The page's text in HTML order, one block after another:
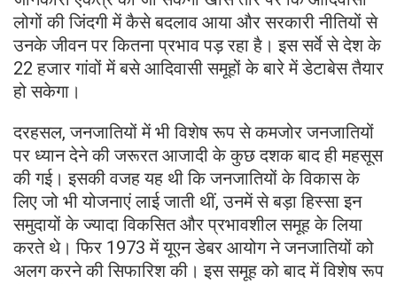
लोगों की जिंदगी में कैसे बदलाव आया और सरकारी नीतियों से
उनके जीवन पर कितना प्रभाव पड़ रहा है। इस सर्वे से देश के
22 हजार गांवों में बसे आदिवासी समूहों के बारे में डेटाबेस तैयार
हो सकेगा।
दरहसल, जनजातियों में भी विशेष रूप से कमजोर जनजातियों
पर ध्यान देने की जरूरत आजादी के कुछ दशक बाद ही महसूस
की गई। इसकी वजह यह थी कि जनजातियों के विकास के
लिए जो भी योजनाएं लाई जाती थीं, उनमें से बड़ा हिस्सा इन
समुदायों के ज्यादा विकसित और प्रभावशील समूह के लिया
करते थे। फिर 1973 में यूएन डेबर आयोग ने जनजातियों को
अलग करने की सिफारिश की। इस समूह को बाद में विशेष रूप